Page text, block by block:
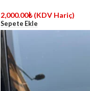
2,000.00₺ (KDV Hariç)
Sepete Ekle